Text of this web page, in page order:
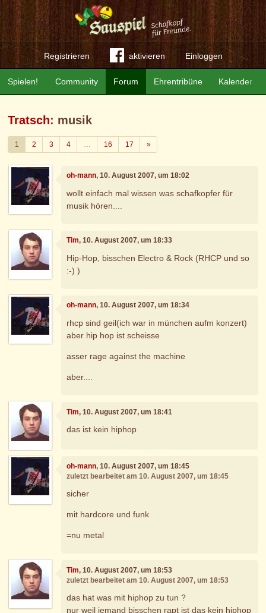
Registrieren aktivieren Einloggen
Community Forum Ehrentribüne Kalender
Spielen!
Tratsch: musik
1 2 3 4 … 16 17 »Weiter
oh-mann, 10. August 2007, um 18:02
wollt einfach mal wissen was schafkopfer für
musik hören....
Tim, 10. August 2007, um 18:33
Hip-Hop, bisschen Electro & Rock (RHCP und so
:-) )
oh-mann, 10. August 2007, um 18:34
rhcp sind geil(ich war in münchen aufm konzert)
aber hip hop ist scheisse
asser rage against the machine
aber....
Tim, 10. August 2007, um 18:41
das ist kein hiphop
oh-mann, 10. August 2007, um 18:45
zuletzt bearbeitet am 10. August 2007, um 18:45
sicher
mit hardcore und funk
=nu metal
Tim, 10. August 2007, um 18:53
zuletzt bearbeitet am 10. August 2007, um 18:53
das hat was mit hiphop zu tun ?
nur weil jemand bisschen rapt ist das kein hiphop